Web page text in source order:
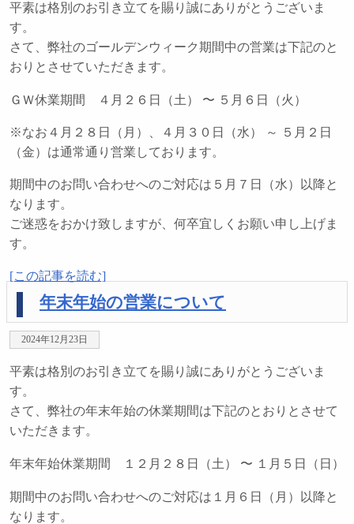
平素は格別のお引き立てを賜り誠にありがとうございま
す。
さて、弊社のゴールデンウィーク期間中の営業は下記のと
おりとさせていただきます。
ＧＷ休業期間 ４月２６日（土） 〜 ５月６日（火）
※なお４月２８日（月）、４月３０日（水） ～ ５月２日
（金）は通常通り営業しております。
期間中のお問い合わせへのご対応は５月７日（水）以降と
なります。
ご迷惑をおかけ致しますが、何卒宜しくお願い申し上げま
す。
[この記事を読む]
年末年始の営業について
2024年12月23日
平素は格別のお引き立てを賜り誠にありがとうございま
す。
さて、弊社の年末年始の休業期間は下記のとおりとさせて
いただきます。
年末年始休業期間 １２月２８日（土） 〜 １月５日（日）
期間中のお問い合わせへのご対応は１月６日（月）以降と
なります。